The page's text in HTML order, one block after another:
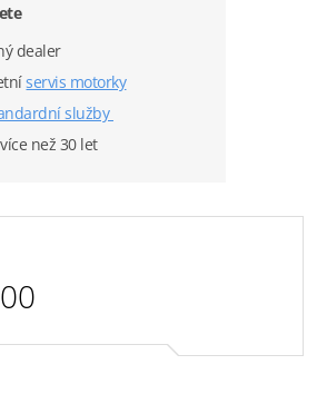
dealer
servis motorky
služby
než 30 let